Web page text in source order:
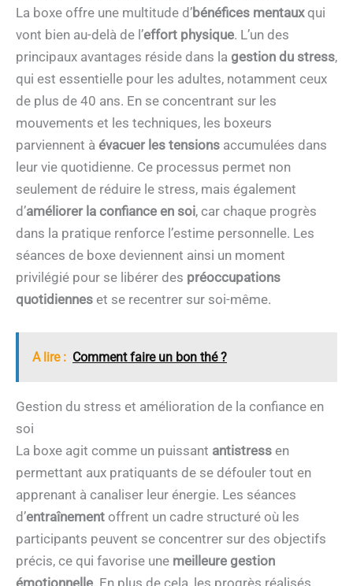
La boxe offre une multitude d’bénéfices mentauxqui
vont bien au-delà de l’effort physique. L’un des
principaux avantages réside dans la gestion du stress,
qui est essentielle pour les adultes, notamment ceux
de plus de 40 ans. En se concentrant sur les
mouvements et les techniques, les boxeurs
parviennent à évacuer les tensions accumulées dans
leur vie quotidienne. Ce processus permet non
seulement de réduire le stress, mais également
d’améliorer la confiance en soi, car chaque progrès
dans la pratique renforce l’estime personnelle. Les
séances de boxe deviennent ainsi un moment
privilégié pour se libérer des préoccupations
quotidiennes et se recentrer sur soi-même.
A lire : Comment faire un bon thé ?
Gestion du stress et amélioration de la confiance en
soi
La boxe agit comme un puissant antistress en
permettant aux pratiquants de se défouler tout en
apprenant à canaliser leur énergie. Les séances
d’entraînement offrent un cadre structuré où les
participants peuvent se concentrer sur des objectifs
précis, ce qui favorise une meilleure gestion
émotionnelle. En plus de cela, les progrès réalisés